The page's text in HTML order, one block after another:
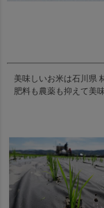
美味しいお米は石川県
肥料も農薬も抑えて美